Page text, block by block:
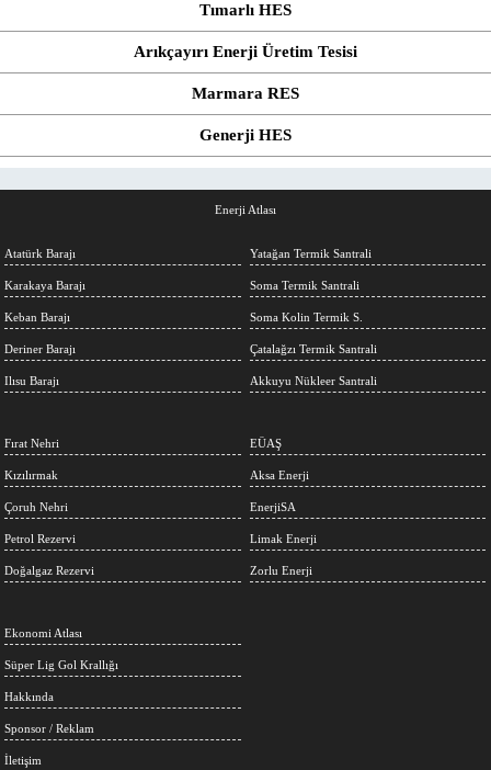
Tımarlı HES
Arıkçayırı Enerji Üretim Tesisi
Marmara RES
Generji HES
Enerji Atlası
Atatürk Barajı
Karakaya Barajı
Keban Barajı
Deriner Barajı
Ilısu Barajı
Yatağan Termik Santrali
Soma Termik Santrali
Soma Kolin Termik S.
Çatalağzı Termik Santrali
Akkuyu Nükleer Santrali
Fırat Nehri
Kızılırmak
Çoruh Nehri
Petrol Rezervi
Doğalgaz Rezervi
EÜAŞ
Aksa Enerji
EnerjiSA
Limak Enerji
Zorlu Enerji
Ekonomi Atlası
Süper Lig Gol Krallığı
Hakkında
Sponsor / Reklam
İletişim